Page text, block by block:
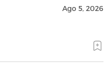
Ago 5, 2026